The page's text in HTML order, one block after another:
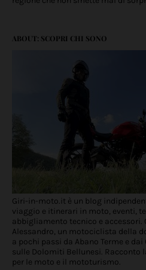
ABOUT: SCOPRI CHI SONO
Giri-in-moto.it è un blog
viaggio e itinerari in moto, eventi,
abbigliamento tecnico e accessori.
Alessandro, un motociclista della
a pochi passi da Abano Terme e
sulle Dolomiti Bellunesi. Racconto
per le moto e il mototurismo.